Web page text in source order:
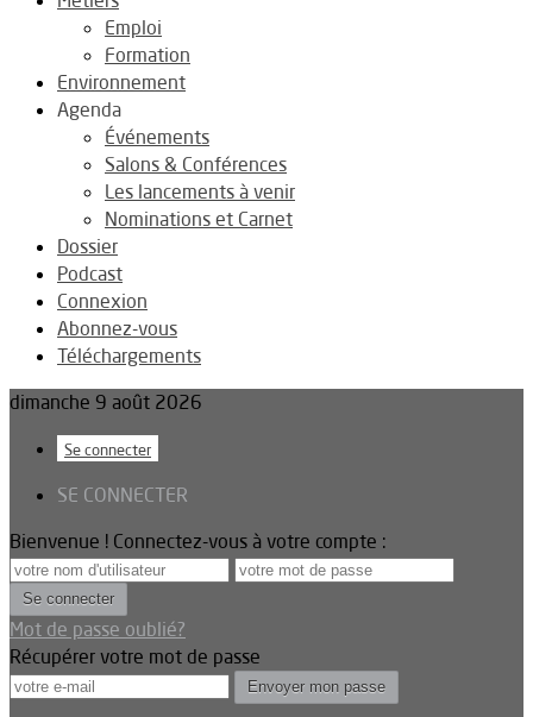
Emploi
Formation
Environnement
Agenda
Événements
Salons & Conférences
Les lancements à venir
Nominations et Carnet
Dossier
Podcast
Connexion
Abonnez-vous
Téléchargements
dimanche 9 août 2026
Se connecter
SE CONNECTER
Bienvenue ! Connectez-vous à votre compte :
Mot de passe oublié?
Récupérer votre mot de passe